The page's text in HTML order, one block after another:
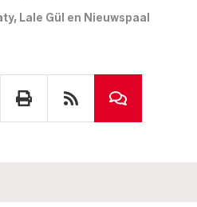
Lale Gül en Nieuwspaal